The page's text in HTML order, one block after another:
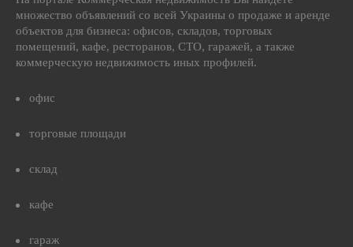
множество объявлений со всей Украины о продаже и аренде
объектов для бизнеса: офисов, складов, торговых
помещений, кафе, ресторанов, СТО, гаражей, а также
коммерческую недвижимость иных профилей.
офис
торговые площади
склад
кафе
гараж